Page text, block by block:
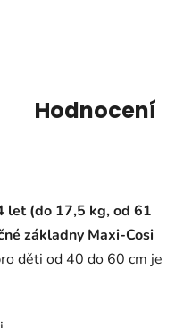
Hodnocení
let (do 17,5 kg, od 61
základny Maxi-Cosi
děti od 40 do 60 cm je